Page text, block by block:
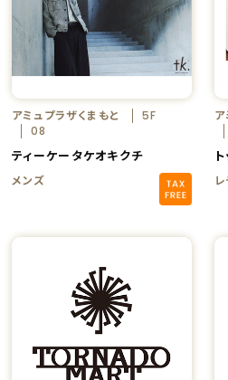
アミュプラザくまもと
5F
08
ティーケータケオキクチ
メンズ